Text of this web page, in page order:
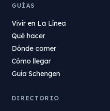
GUÍAS
Vivir en La Línea
Qué hacer
Dónde comer
Cómo llegar
Guía Schengen
DIRECTORIO